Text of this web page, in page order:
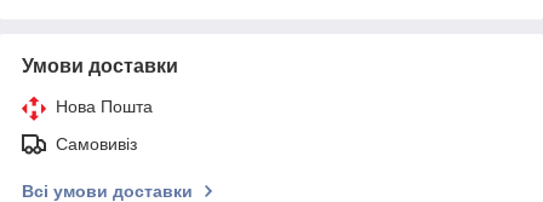
Умови доставки
Нова Пошта
Самовивіз
Всі умови доставки